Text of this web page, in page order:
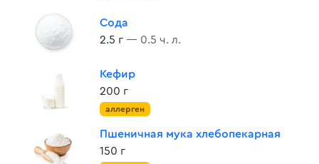
Сода
2.5 г — 0.5 ч. л.
Кефир
200 г
аллерген
Пшеничная мука хлебопекарная
150 г